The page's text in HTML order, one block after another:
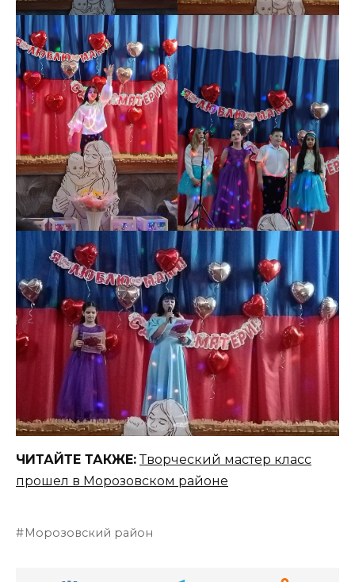
ЧИТАЙТЕ ТАКЖЕ: Творческий мастер класс
прошел в Морозовском районе
Морозовский район